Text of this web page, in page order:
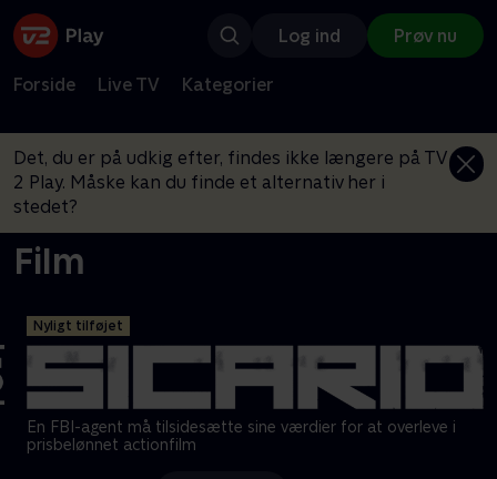
Log ind Prøv nu
Forside Live TV Kategorier
Det, du er på udkig efter, findes ikke længere på TV
2 Play. Måske kan du finde et alternativ her i
stedet?
Film